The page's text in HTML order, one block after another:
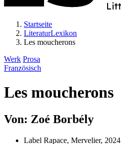
Startseite
LiteraturLexikon
Les moucherons
Werk Prosa
Französisch
Les moucherons
Von: Zoé Borbély
Label Rapace, Mervelier, 2024